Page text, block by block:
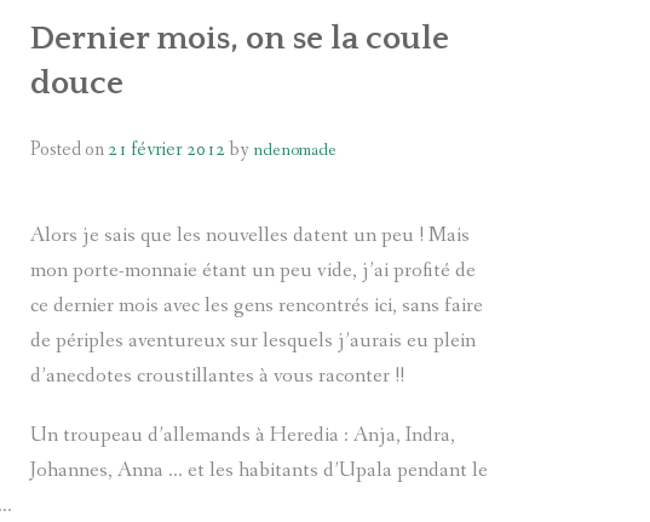
AMÉRIQUE CENTRALE
AMÉRIQUE DU SUD
AFRIQUE
Dernier mois, on se la coule
douce
Posted on21 février 2012by ndenomade
Alors je sais que les nouvelles datent un peu ! Mais
mon porte-monnaie étant un peu vide, j’ai profité de
ce dernier mois avec les gens rencontrés ici, sans faire
de périples aventureux sur lesquels j’aurais eu plein
d’anecdotes croustillantes à vous raconter !!
Un troupeau d’allemands à Heredia : Anja, Indra,
Johannes, Anna … et les habitants d’Upala pendant le